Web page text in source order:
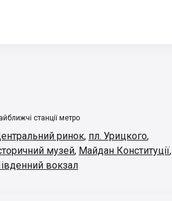
станції метро
ринок, пл. Урицкого,
музей, Майдан Конституції,
вокзал